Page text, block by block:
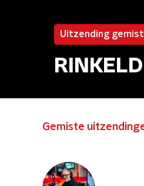
Uitzending gemist
Gemiste